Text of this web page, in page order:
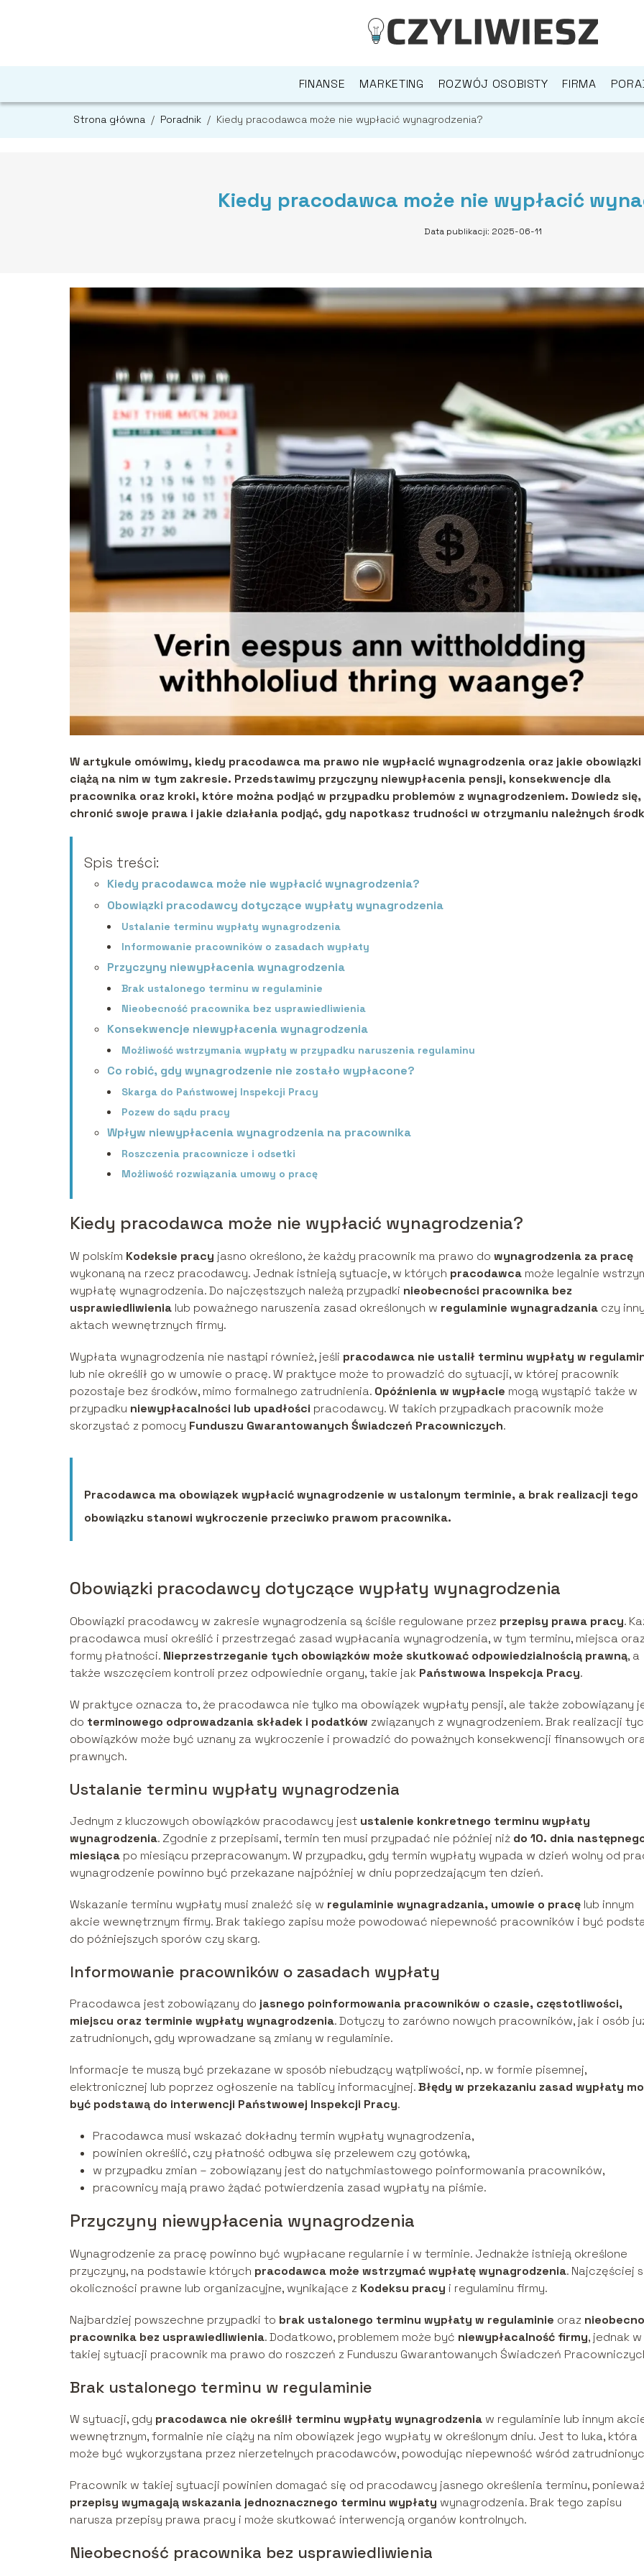
FINANSE MARKETING ROZWÓJ OSOBISTY FIRMA
Strona główna / Poradnik / Kiedy pracodawca może nie wypłacić wynagrodzenia?
Kiedy pracodawca może nie wypłacić
Data publikacji: 2025-06-11
W artykule omówimy, kiedy pracodawca ma prawo nie wypłacić wynagrodzenia oraz jakie obowiązki
ciążą na nim w tym zakresie. Przedstawimy przyczyny niewypłacenia pensji, konsekwencje dla
pracownika oraz kroki, które można podjąć w przypadku problemów z wynagrodzeniem. Dowiedz się,
chronić swoje prawa i jakie działania podjąć, gdy napotkasz trudności w otrzymaniu należnych
Spis treści:
Kiedy pracodawca może nie wypłacić wynagrodzenia?
Obowiązki pracodawcy dotyczące wypłaty wynagrodzenia
Ustalanie terminu wypłaty wynagrodzenia
Informowanie pracowników o zasadach wypłaty
Przyczyny niewypłacenia wynagrodzenia
Brak ustalonego terminu w regulaminie
Nieobecność pracownika bez usprawiedliwienia
Konsekwencje niewypłacenia wynagrodzenia
Możliwość wstrzymania wypłaty w przypadku naruszenia regulaminu
Co robić, gdy wynagrodzenie nie zostało wypłacone?
Skarga do Państwowej Inspekcji Pracy
Pozew do sądu pracy
Wpływ niewypłacenia wynagrodzenia na pracownika
Roszczenia pracownicze i odsetki
Możliwość rozwiązania umowy o pracę
Kiedy pracodawca może nie wypłacić wynagrodzenia?
W polskim Kodeksie pracy jasno określono, że każdy pracownik ma prawo do wynagrodzenia za pracę
wykonaną na rzecz pracodawcy. Jednak istnieją sytuacje, w których pracodawca może legalnie
wypłatę wynagrodzenia. Do najczęstszych należą przypadki nieobecności pracownika bez
usprawiedliwienia lub poważnego naruszenia zasad określonych w regulaminie wynagradzania czy
aktach wewnętrznych firmy.
Wypłata wynagrodzenia nie nastąpi również, jeśli pracodawca nie ustalił terminu wypłaty w
lub nie określił go w umowie o pracę. W praktyce może to prowadzić do sytuacji, w której pracownik
pozostaje bez środków, mimo formalnego zatrudnienia. Opóźnienia w wypłacie mogą wystąpić także w
przypadku niewypłacalności lub upadłości pracodawcy. W takich przypadkach pracownik może
skorzystać z pomocy Funduszu Gwarantowanych Świadczeń Pracowniczych.
Pracodawca ma obowiązek wypłacić wynagrodzenie w ustalonym terminie, a brak realizacji tego
obowiązku stanowi wykroczenie przeciwko prawom pracownika.
Obowiązki pracodawcy dotyczące wypłaty wynagrodzenia
Obowiązki pracodawcy w zakresie wynagrodzenia są ściśle regulowane przez przepisy prawa pracy.
pracodawca musi określić i przestrzegać zasad wypłacania wynagrodzenia, w tym terminu, miejsca
formy płatności. Nieprzestrzeganie tych obowiązków może skutkować odpowiedzialnością prawną, a
także wszczęciem kontroli przez odpowiednie organy, takie jak Państwowa Inspekcja Pracy.
W praktyce oznacza to, że pracodawca nie tylko ma obowiązek wypłaty pensji, ale także zobowiązany
do terminowego odprowadzania składek i podatków związanych z wynagrodzeniem. Brak realizacji
obowiązków może być uznany za wykroczenie i prowadzić do poważnych konsekwencji finansowych
prawnych.
Ustalanie terminu wypłaty wynagrodzenia
Jednym z kluczowych obowiązków pracodawcy jest ustalenie konkretnego terminu wypłaty
wynagrodzenia. Zgodnie z przepisami, termin ten musi przypadać nie później niż do 10. dnia
miesiąca po miesiącu przepracowanym. W przypadku, gdy termin wypłaty wypada w dzień wolny od
wynagrodzenie powinno być przekazane najpóźniej w dniu poprzedzającym ten dzień.
Wskazanie terminu wypłaty musi znaleźć się w regulaminie wynagradzania, umowie o pracę lub innym
akcie wewnętrznym firmy. Brak takiego zapisu może powodować niepewność pracowników i być
do późniejszych sporów czy skarg.
Informowanie pracowników o zasadach wypłaty
Pracodawca jest zobowiązany do jasnego poinformowania pracowników o czasie, częstotliwości,
miejscu oraz terminie wypłaty wynagrodzenia. Dotyczy to zarówno nowych pracowników, jak i osób
zatrudnionych, gdy wprowadzane są zmiany w regulaminie.
Informacje te muszą być przekazane w sposób niebudzący wątpliwości, np. w formie pisemnej,
elektronicznej lub poprzez ogłoszenie na tablicy informacyjnej.Błędy w przekazaniu zasad wypłaty
być podstawą do interwencji Państwowej Inspekcji Pracy.
Pracodawca musi wskazać dokładny termin wypłaty wynagrodzenia,
powinien określić, czy płatność odbywa się przelewem czy gotówką,
w przypadku zmian – zobowiązany jest do natychmiastowego poinformowania pracowników,
pracownicy mają prawo żądać potwierdzenia zasad wypłaty na piśmie.
Przyczyny niewypłacenia wynagrodzenia
Wynagrodzenie za pracę powinno być wypłacane regularnie i w terminie. Jednakże istnieją określone
przyczyny, na podstawie których pracodawca może wstrzymać wypłatę wynagrodzenia. Najczęściej
okoliczności prawne lub organizacyjne, wynikające z Kodeksu pracy i regulaminu firmy.
Najbardziej powszechne przypadki to brak ustalonego terminu wypłaty w regulaminie oraz
pracownika bez usprawiedliwienia. Dodatkowo, problemem może być niewypłacalność firmy, jednak w
takiej sytuacji pracownik ma prawo do roszczeń z Funduszu Gwarantowanych Świadczeń
Brak ustalonego terminu w regulaminie
W sytuacji, gdy pracodawca nie określił terminu wypłaty wynagrodzenia w regulaminie lub innym
wewnętrznym, formalnie nie ciąży na nim obowiązek jego wypłaty w określonym dniu. Jest to luka, która
może być wykorzystana przez nierzetelnych pracodawców, powodując niepewność wśród
Pracownik w takiej sytuacji powinien domagać się od pracodawcy jasnego określenia terminu,
przepisy wymagają wskazania jednoznacznego terminu wypłaty wynagrodzenia. Brak tego zapisu
narusza przepisy prawa pracy i może skutkować interwencją organów kontrolnych.
Nieobecność pracownika bez usprawiedliwienia